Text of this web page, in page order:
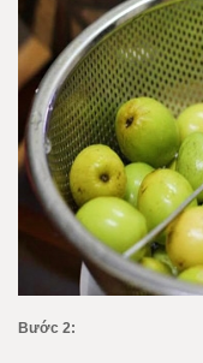
Bước 2: